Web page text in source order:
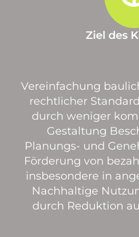
Ziel des
Vereinfachung
rechtlicher
durch weniger
Gestaltung
Planungs- und
Förderung von
insbesondere in
Nachhaltige
durch Reduktion